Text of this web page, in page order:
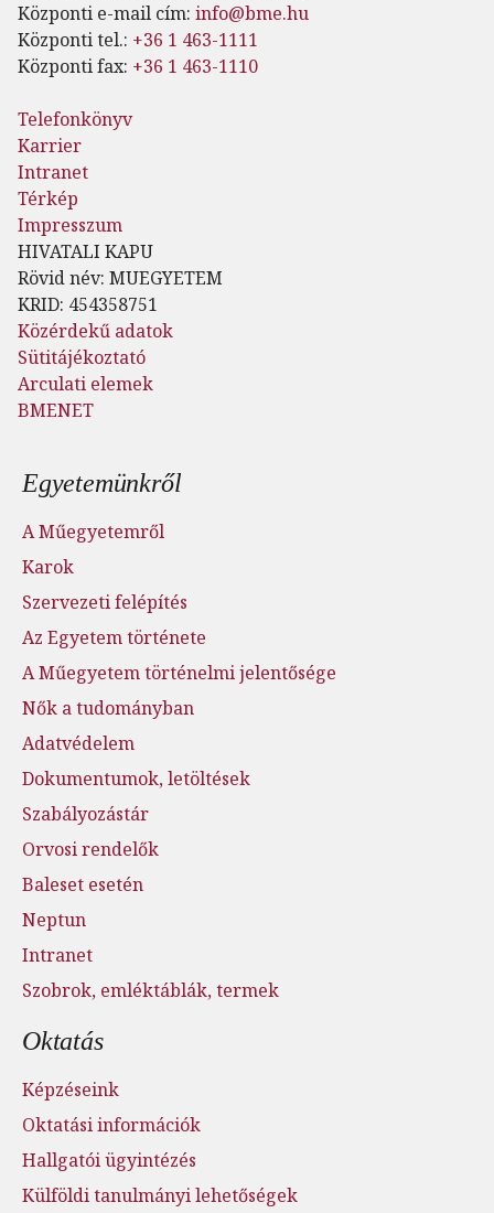
Központi e-mail cím: info@bme.hu
Központi tel.: +36 1 463-1111
Központi fax: +36 1 463-1110
Telefonkönyv
Karrier
Intranet
Térkép
Impresszum
HIVATALI KAPU
Rövid név: MUEGYETEM
KRID: 454358751
Közérdekű adatok
Sütitájékoztató
Arculati elemek
BMENET
Lábléc menü
Egyetemünkről
A Műegyetemről
Karok
Szervezeti felépítés
Az Egyetem története
A Műegyetem történelmi jelentősége
Nők a tudományban
Adatvédelem
Dokumentumok, letöltések
Szabályozástár
Orvosi rendelők
Baleset esetén
Neptun
Intranet
Szobrok, emléktáblák, termek
Oktatás
Képzéseink
Oktatási információk
Hallgatói ügyintézés
Külföldi tanulmányi lehetőségek